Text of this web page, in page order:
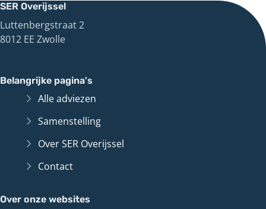
SER Overijssel
Luttenbergstraat 2
8012 EE Zwolle
Belangrijke pagina's
Alle adviezen
Samenstelling
Over SER Overijssel
Contact
Over onze websites